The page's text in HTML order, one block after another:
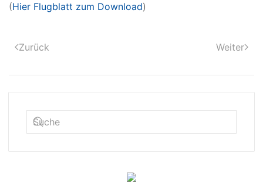
(Hier Flugblatt zum Download)
Zurück Weiter